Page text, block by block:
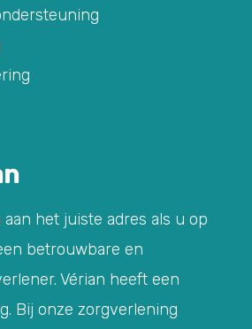
het juiste adres als u op
betrouwbare en
Vérian heeft een
Bij onze zorgverlening